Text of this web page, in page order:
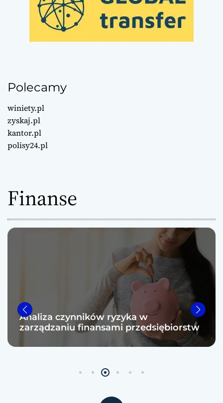
Polecamy
winiety.pl
zyskaj.pl
kantor.pl
polisy24.pl
Finanse
Analiza czynników ryzyka w
zarządzaniu finansami przedsiębiorstw